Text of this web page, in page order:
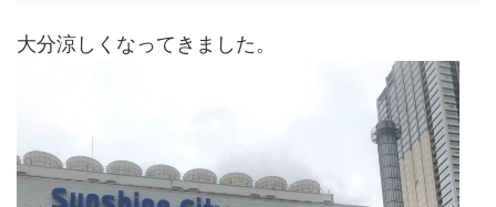
大分涼しくなってきました。